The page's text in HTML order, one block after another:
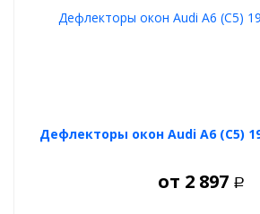
Дефлекторы окон Audi A6 (C5)
от 2 897 Р